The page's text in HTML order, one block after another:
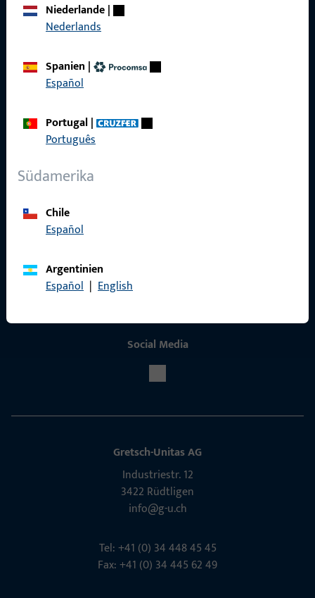
Niederlande|
Nederlands
Spanien |
Español
Portugal|
Português
Südamerika
Chile
Español
Argentinien
Español | English
Referenzen
Social Media
Gretsch-Unitas AG
Indu­s­triestr. 12
3422 Rüdt­ligen
info@g-u.ch
Tel: +41 (0) 34 448 45 45
Fax: +41 (0) 34 445 62 49